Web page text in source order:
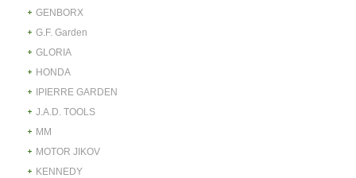
GENBORX
G.F. Garden
GLORIA
HONDA
IPIERRE GARDEN
J.A.D. TOOLS
MM
MOTOR JIKOV
KENNEDY